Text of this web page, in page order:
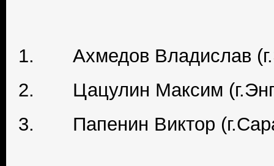
1. Ахмедов Владислав
2. Цацулин Максим
3. Папенин Виктор